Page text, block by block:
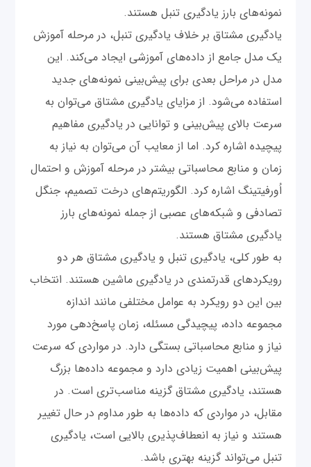
نمونه‌های بارز یادگیری تنبل هستند.
یادگیری مشتاق بر خلاف یادگیری تنبل، در مرحله آموزش
یک مدل جامع از داده‌های آموزشی ایجاد می‌کند. این
مدل در مراحل بعدی برای پیش‌بینی نمونه‌های جدید
استفاده می‌شود. از مزایای یادگیری مشتاق می‌توان به
سرعت بالای پیش‌بینی و توانایی در یادگیری مفاهیم
پیچیده اشاره کرد. اما از معایب آن می‌توان به نیاز به
زمان و منابع محاسباتی بیشتر در مرحله آموزش و احتمال
اُورفیتینگ اشاره کرد. الگوریتم‌های درخت تصمیم، جنگل
تصادفی و شبکه‌های عصبی از جمله نمونه‌های بارز
یادگیری مشتاق هستند.
به طور کلی، یادگیری تنبل و یادگیری مشتاق هر دو
رویکردهای قدرتمندی در یادگیری ماشین هستند. انتخاب
بین این دو رویکرد به عوامل مختلفی مانند اندازه
مجموعه داده، پیچیدگی مسئله، زمان پاسخ‌دهی مورد
نیاز و منابع محاسباتی بستگی دارد. در مواردی که سرعت
پیش‌بینی اهمیت زیادی دارد و مجموعه داده‌ها بزرگ
هستند، یادگیری مشتاق گزینه مناسب‌تری است. در
مقابل، در مواردی که داده‌ها به طور مداوم در حال تغییر
هستند و نیاز به انعطاف‌پذیری بالایی است، یادگیری
تنبل می‌تواند گزینه بهتری باشد.